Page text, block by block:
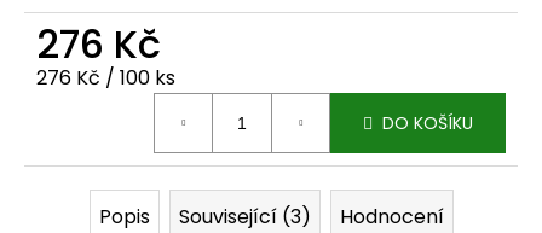
276 Kč
Měrná cena:
276 Kč / 100 ks
DO KOŠÍKU
Popis Související (3)
Hodnocení
D
o
o